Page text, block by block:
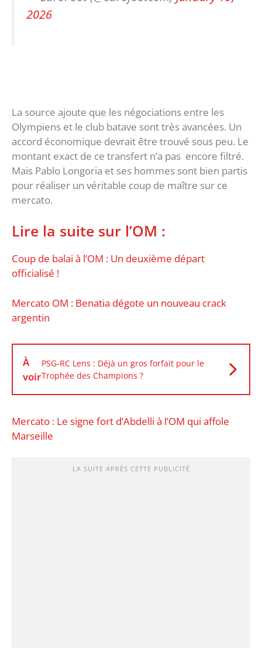
2026
La source ajoute que les négociations entre les
Olympiens et le club batave sont très avancées. Un
accord économique devrait être trouvé sous peu. Le
montant exact de ce transfert n’a pas encore filtré.
Mais Pablo Longoria et ses hommes sont bien partis
pour réaliser un véritable coup de maître sur ce
mercato.
Lire la suite sur l’OM :
Coup de balai à l’OM : Un deuxième départ
officialisé !
Mercato OM : Benatia dégote un nouveau crack
argentin
À
voir
PSG-RC Lens : Déjà un gros forfait pour le
Trophée des Champions ?
Mercato : Le signe fort d’Abdelli à l’OM qui affole
Marseille
LA SUITE APRÈS CETTE PUBLICITÉ